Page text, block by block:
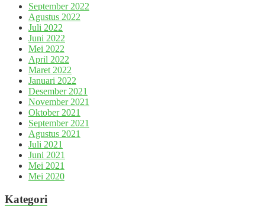
September 2022
Agustus 2022
Juli 2022
Juni 2022
Mei 2022
April 2022
Maret 2022
Januari 2022
Desember 2021
November 2021
Oktober 2021
September 2021
Agustus 2021
Juli 2021
Juni 2021
Mei 2021
Mei 2020
Kategori